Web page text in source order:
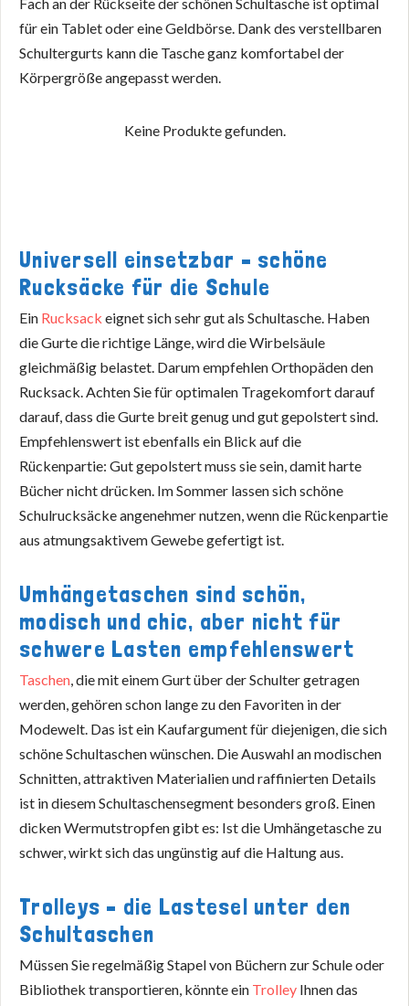
Fach an der Rückseite der schönen Schultasche ist optimal
für ein Tablet oder eine Geldbörse. Dank des verstellbaren
Schultergurts kann die Tasche ganz komfortabel der
Körpergröße angepasst werden.
Keine Produkte gefunden.
Universell einsetzbar – schöne
Rucksäcke für die Schule
Ein Rucksack eignet sich sehr gut als Schultasche. Haben
die Gurte die richtige Länge, wird die Wirbelsäule
gleichmäßig belastet. Darum empfehlen Orthopäden den
Rucksack. Achten Sie für optimalen Tragekomfort darauf
darauf, dass die Gurte breit genug und gut gepolstert sind.
Empfehlenswert ist ebenfalls ein Blick auf die
Rückenpartie: Gut gepolstert muss sie sein, damit harte
Bücher nicht drücken. Im Sommer lassen sich schöne
Schulrucksäcke angenehmer nutzen, wenn die Rückenpartie
aus atmungsaktivem Gewebe gefertigt ist.
Umhängetaschen sind schön,
modisch und chic, aber nicht für
schwere Lasten empfehlenswert
Taschen, die mit einem Gurt über der Schulter getragen
werden, gehören schon lange zu den Favoriten in der
Modewelt. Das ist ein Kaufargument für diejenigen, die sich
schöne Schultaschen wünschen. Die Auswahl an modischen
Schnitten, attraktiven Materialien und raffinierten Details
ist in diesem Schultaschensegment besonders groß. Einen
dicken Wermutstropfen gibt es: Ist die Umhängetasche zu
schwer, wirkt sich das ungünstig auf die Haltung aus.
Trolleys – die Lastesel unter den
Schultaschen
Müssen Sie regelmäßig Stapel von Büchern zur Schule oder
Bibliothek transportieren, könnte ein Trolley Ihnen das